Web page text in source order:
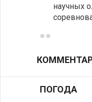
научных
ПОГОДА